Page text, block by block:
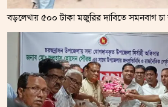
বড়লেখায় ৫০০ টাকা মজুরির দাবিতে সমনবাগ চা